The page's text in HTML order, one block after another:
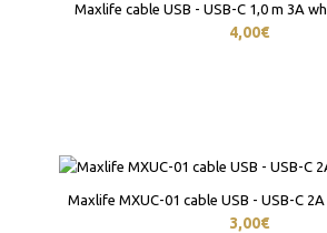
Maxlife cable USB - USB-C 1,0 m 3A
4,00€
Maxlife MXUC-01 cable USB - USB-C
3,00€